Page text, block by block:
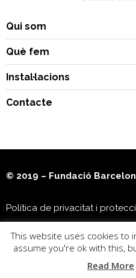
Qui som
Què fem
Instal·lacions
Contacte
© 2019 – Fundació
Política de privacitat i
Museu Olímpic i de
This website uses cookies to
assume you're ok with this,
Read More